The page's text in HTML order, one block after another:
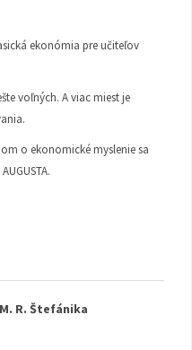
ekonómia pre učiteľov
voľných. A viac miest je
o ekonomické myslenie sa
R. Štefánika